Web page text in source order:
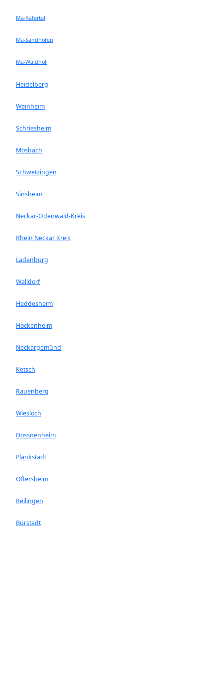
Ma-Käfertal
Ma-Sandhofen
Ma-Waldhof
Heidelberg
Weinheim
Schriesheim
Mosbach
Schwetzingen
Sinsheim
Neckar-Odenwald-Kreis
Rhein Neckar Kreis
Ladenburg
Walldorf
Heddesheim
Hockenheim
Neckargemünd
Ketsch
Rauenberg
Wiesloch
Dossnenheim
Plankstadt
Oftersheim
Reilingen
Bürstadt